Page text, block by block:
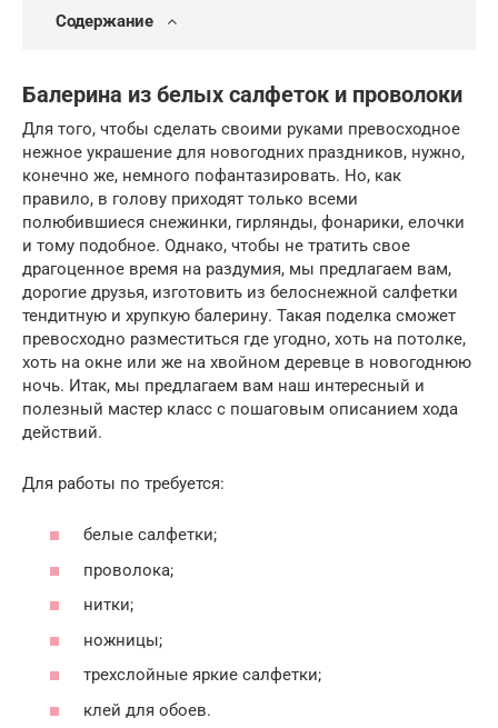
Содержание
Балерина из белых салфеток и проволоки
Для того, чтобы сделать своими руками превосходное
нежное украшение для новогодних праздников, нужно,
конечно же, немного пофантазировать. Но, как
правило, в голову приходят только всеми
полюбившиеся снежинки, гирлянды, фонарики, елочки
и тому подобное. Однако, чтобы не тратить свое
драгоценное время на раздумия, мы предлагаем вам,
дорогие друзья, изготовить из белоснежной салфетки
тендитную и хрупкую балерину. Такая поделка сможет
превосходно разместиться где угодно, хоть на потолке,
хоть на окне или же на хвойном деревце в новогоднюю
ночь. Итак, мы предлагаем вам наш интересный и
полезный мастер класс с пошаговым описанием хода
действий.
Для работы по требуется:
белые салфетки;
проволока;
нитки;
ножницы;
трехслойные яркие салфетки;
клей для обоев.